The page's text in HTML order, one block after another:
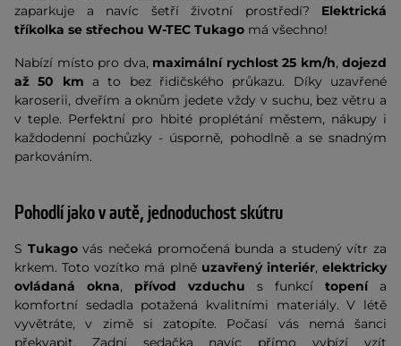
zaparkuje a navíc šetří životní prostředí? Elektrická
tříkolka se střechou W-TEC Tukago má všechno!
Nabízí místo pro dva, maximální rychlost 25 km/h, dojezd
až 50 km a to bez řidičského průkazu. Díky uzavřené
karoserii, dveřím a oknům jedete vždy v suchu, bez větru a
v teple. Perfektní pro hbité proplétání městem, nákupy i
každodenní pochůzky - úsporně, pohodlně a se snadným
parkováním.
Pohodlí jako v autě, jednoduchost skútru
S Tukagovás nečeká promočená bunda a studený vítr za
krkem. Toto vozítko má plněuzavřený interiér,elektricky
ovládaná okna, přívod vzduchu s funkcí topenía
komfortní sedadla potažená kvalitními materiály. V létě
vyvětráte, v zimě si zatopíte. Počasí vás nemá šanci
překvapit. Zadní sedačka navíc přímo vybízí vzít